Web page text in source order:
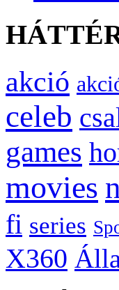
akció
celeb
games
movies
fi series
X360